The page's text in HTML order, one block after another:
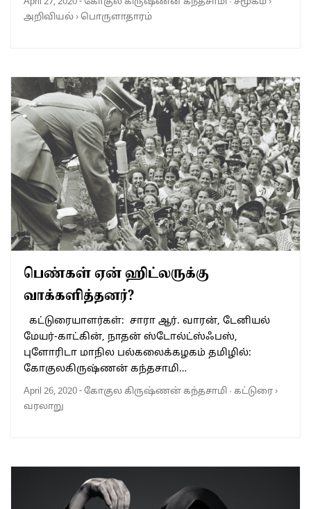
அறிவியல்›பொருளாதாரம்
பெண்கள் ஏன் ஹிட்லருக்கு
வாக்களித்தனர்?
கட்டுரையாளர்கள்: சாரா ஆர். வாரன், டேனியல்
மேயர்-காட்கின், நாதன் ஸ்டோல்ட்ஸ்ஃபஸ்,
புளோரிடா மாநில பல்கலைக்கழகம் தமிழில்:
கோகுலகிருஷ்ணன் கந்தசாமி…
April 26, 2020-கோகுல கிருஷ்ணன் கந்தசாமி · கட்டுரை›
வரலாறு